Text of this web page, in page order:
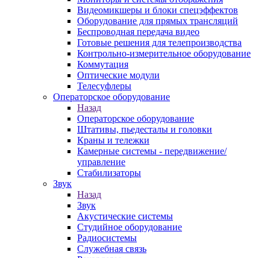
Видеомикшеры и блоки спецэффектов
Оборудование для прямых трансляций
Беспроводная передача видео
Готовые решения для телепроизводства
Контрольно-измерительное оборудование
Коммутация
Оптические модули
Телесуфлеры
Операторское оборудование
Назад
Операторское оборудование
Штативы, пьедесталы и головки
Краны и тележки
Камерные системы - передвижение/
управление
Стабилизаторы
Звук
Назад
Звук
Акустические системы
Студийное оборудование
Радиосистемы
Служебная связь